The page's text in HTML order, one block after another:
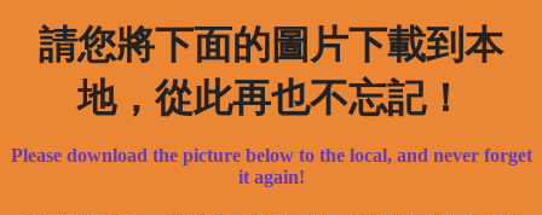
請您將下面的圖片下載到本
地，從此再也不忘記！
Please download the picture below to the local, and never forget
it again!